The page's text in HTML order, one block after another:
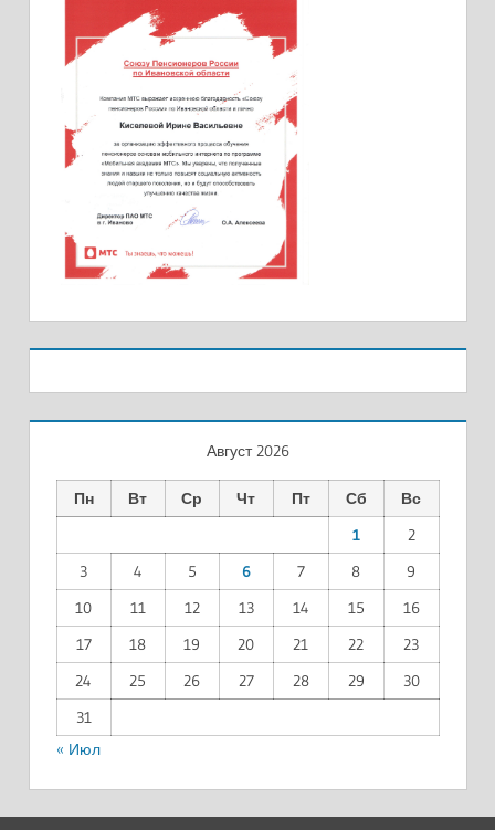
Август 2026
Пн Вт Ср Чт Пт Сб
Вс
1
2
3
4 5 6 7 8
9
10
11 12 13 14 15
16
17
18 19 20 21 22
23
24
25 26 27 28 29
30
31
« Июл